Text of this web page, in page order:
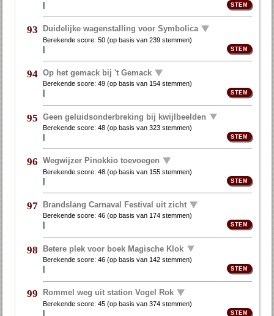
93 Duidelijke wagenstalling voor Symbolica
Berekende score:50 (op basis van239 stemmen)
94 Op het gemack bij 't Gemack
Berekende score:49 (op basis van 154 stemmen)
95 Geen geluidsonderbreking bij kwijlbeelden
Berekende score:48 (op basis van323 stemmen)
96 Wegwijzer Pinokkio toevoegen
Berekende score:48 (op basis van 155 stemmen)
97 Brandslang Carnaval Festival uit zicht
Berekende score:46 (op basis van 174 stemmen)
98 Betere plek voor boek Magische Klok
Berekende score:46 (op basis van 142 stemmen)
99 Rommel weg uit station Vogel Rok
Berekende score:45 (op basis van374 stemmen)